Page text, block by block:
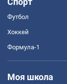
Футбол
Хоккей
Формула-1
Моя школа